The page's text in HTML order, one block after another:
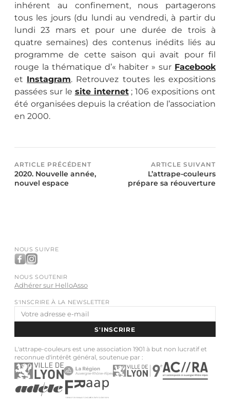
inhérent au confinement, nous partagerons
tous les jours (du lundi au vendredi, à partir du
lundi 23 mars et pour une durée de trois à
quatre semaines) des contenus inédits liés au
programme de cette saison qui avait pour fil
rouge la thématique d’« habiter » sur Facebook
et Instagram. Retrouvez toutes les expositions
passées sur le site internet; 106 expositions ont
été organisées depuis la création de l’association
en 2000.
ARTICLE PRÉCÉDENT
2020. Nouvelle année,
nouvel espace
ARTICLE SUIVANT
L’attrape-couleurs
prépare sa réouverture
NOUS SUIVRE
NOUS SOUTENIR
Adhérer sur HelloAsso
S'INSCRIRE À LA NEWSLETTER
Adresse
e-
mail
S'INSCRIRE
L'attrape-couleurs est une association 1901 à but non lucratif et
reconnue d'intérêt général, soutenue par :